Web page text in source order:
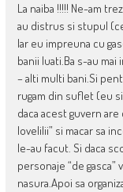
La naiba !!!!! Ne-am
au distrus si stupul
Iar eu impreuna cu
banii luati.Ba s-au
– alti multi bani.Si
rugam din suflet (eu
daca acest guvern are
lovelilii” si macar sa
le-au facut. Si daca
personaje “de
nasura.Apoi sa